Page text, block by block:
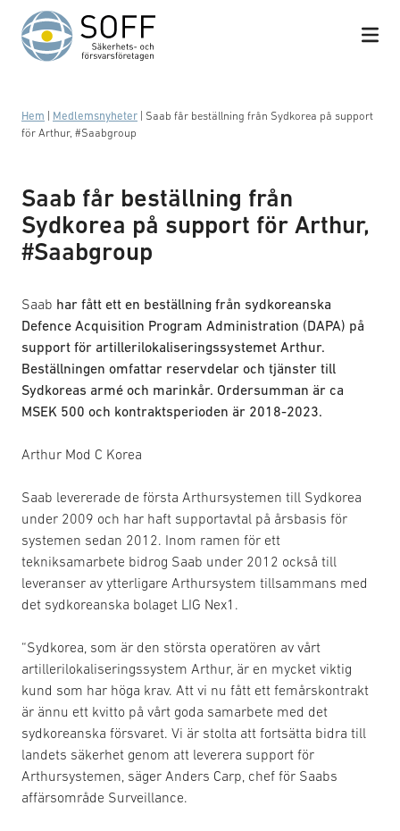
Hoppa till innehåll
Hem Medlemsnyheter
Saab får beställning från Sydkorea på support
för Arthur, #Saabgroup
Saab får beställning från
Sydkorea på support för Arthur,
#Saabgroup
Saab har fått ett en beställning från sydkoreanska
Defence Acquisition Program Administration (DAPA) på
support för artillerilokaliseringssystemet Arthur.
Beställningen omfattar reservdelar och tjänster till
Sydkoreas armé och marinkår. Ordersumman är ca
MSEK 500 och kontraktsperioden är 2018-2023.
Arthur Mod C Korea
Saab levererade de första Arthursystemen till Sydkorea
under 2009 och har haft supportavtal på årsbasis för
systemen sedan 2012. Inom ramen för ett
tekniksamarbete bidrog Saab under 2012 också till
leveranser av ytterligare Arthursystem tillsammans med
det sydkoreanska bolaget LIG Nex1.
“Sydkorea, som är den största operatören av vårt
artillerilokaliseringssystem Arthur, är en mycket viktig
kund som har höga krav. Att vi nu fått ett femårskontrakt
är ännu ett kvitto på vårt goda samarbete med det
sydkoreanska försvaret. Vi är stolta att fortsätta bidra till
landets säkerhet genom att leverera support för
Arthursystemen, säger Anders Carp, chef för Saabs
affärsområde Surveillance.